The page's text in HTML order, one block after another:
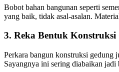
Bobot bahan bangunan seperti
yang baik, tidak asal-asalan.
3. Reka Bentuk Konstruksi
Perkara bangun konstruksi gedung
Sayangnya ini sering diabaikan